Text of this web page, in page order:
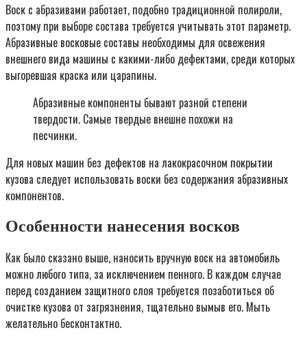
Воск с абразивами работает, подобно традиционной полироли,
поэтому при выборе состава требуется учитывать этот параметр.
Абразивные восковые составы необходимы для освежения
внешнего вида машины с какими-либо дефектами, среди которых
выгоревшая краска или царапины.
Абразивные компоненты бывают разной степени
твердости. Самые твердые внешне похожи на
песчинки.
Для новых машин без дефектов на лакокрасочном покрытии
кузова следует использовать воски без содержания абразивных
компонентов.
Особенности нанесения восков
Как было сказано выше, наносить вручную воск на автомобиль
можно любого типа, за исключением пенного. В каждом случае
перед созданием защитного слоя требуется позаботиться об
очистке кузова от загрязнения, тщательно вымыв его. Мыть
желательно бесконтактно.